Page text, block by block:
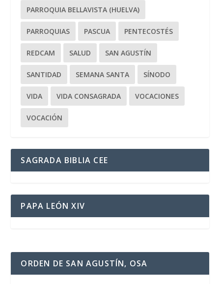
PARROQUIA BELLAVISTA (HUELVA)
PARROQUIAS PASCUA PENTECOSTÉS
REDCAM SALUD SAN AGUSTÍN
SANTIDAD SEMANA SANTA SÍNODO
VIDA VIDA CONSAGRADA VOCACIONES
VOCACIÓN
SAGRADA BIBLIA CEE
PAPA LEÓN XIV
ORDEN DE SAN AGUSTÍN, OSA